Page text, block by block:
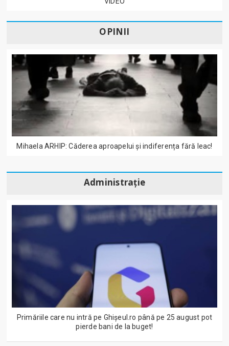
OPINII
Mihaela ARHIP: Căderea aproapelui și indiferența fără leac!
Administrație
Primăriile care nu intră pe Ghişeul.ro până pe 25 august pot
pierde bani de la buget!